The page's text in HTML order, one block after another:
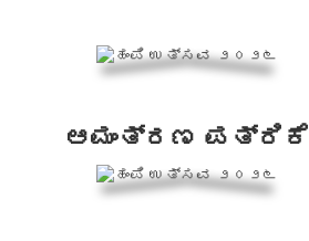
ಆಮಂತ್ರಣ ಪತ್ರಿಕೆ